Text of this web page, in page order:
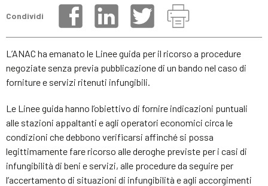
Condividi
L’ANAC ha emanato le Linee guida per il ricorso a procedure
negoziate senza previa pubblicazione di un bando nel caso di
forniture e servizi ritenuti infungibili.
Le Linee guida hanno l’obiettivo di fornire indicazioni puntuali
alle stazioni appaltanti e agli operatori economici circa le
condizioni che debbono verificarsi affinché si possa
legittimamente fare ricorso alle deroghe previste per i casi di
infungibilità di beni e servizi, alle procedure da seguire per
l’accertamento di situazioni di infungibilità e agli accorgimenti